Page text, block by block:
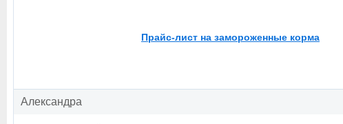
Прайс-лист на замороженные корма
Александра